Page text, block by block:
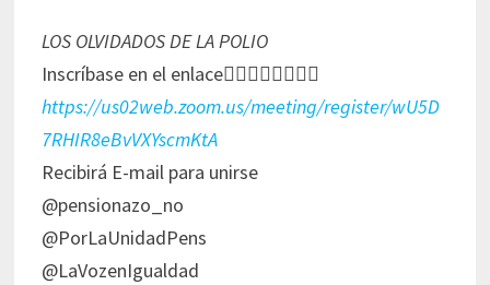
LOS OLVIDADOS DE LA POLIO
Inscríbase en el enlace👇🏻👇🏻👇🏻👇🏻
https://us02web.zoom.us/meeting/register/wU5D
7RHIR8eBvVXYscmKtA
Recibirá E-mail para unirse
@pensionazo_no
@PorLaUnidadPens
@LaVozenIgualdad